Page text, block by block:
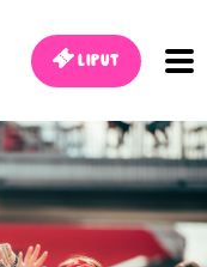
Liput